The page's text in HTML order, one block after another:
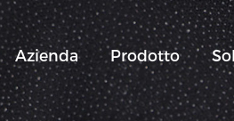
Azienda Prodotto